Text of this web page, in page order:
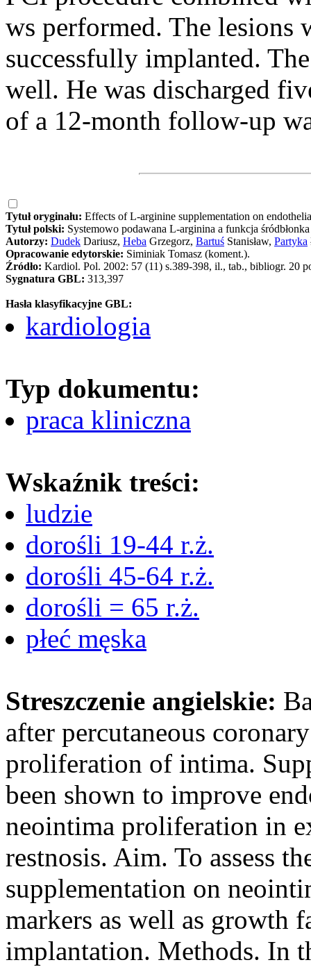
ws performed. The lesions
successfully implanted.
well. He was discharged
of a 12-month follow-up
Tytuł oryginału: Effects of L-arginine supplementation on
Tytuł polski: Systemowo podawana L-arginina a funkcja
Autorzy: Dudek Dariusz, Heba Grzegorz, Bartuś Stanisław, Partyka
Opracowanie edytorskie: Siminiak Tomasz (koment.).
Źródło: Kardiol. Pol. 2002: 57 (11) s.389-398, il., tab., bibliogr. 20
Sygnatura GBL: 313,397
Hasła klasyfikacyjne GBL:
kardiologia
Typ dokumentu:
praca kliniczna
Wskaźnik treści:
ludzie
dorośli 19-44 r.ż.
dorośli 45-64 r.ż.
dorośli = 65 r.ż.
płeć męska
Streszczenie angielskie:
after percutaneous
proliferation of intima.
been shown to improve
neointima proliferation in
restnosis. Aim. To assess
supplementation on
markers as well as growth
implantation. Methods. In